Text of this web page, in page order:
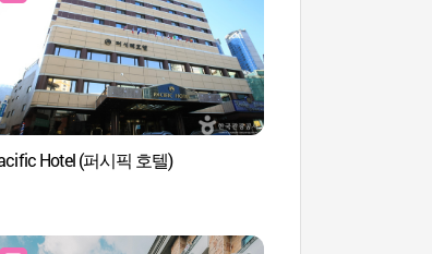
Hotel (퍼시픽 호텔)